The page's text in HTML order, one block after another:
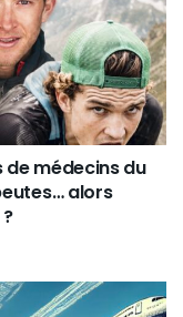
médecins du
alors